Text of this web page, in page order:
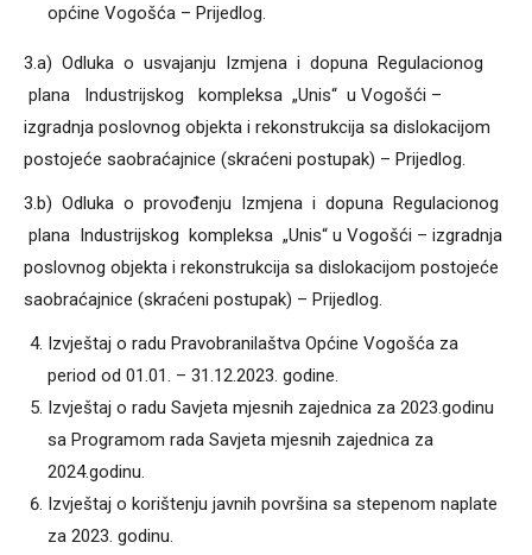
općine Vogošća – Prijedlog.
3.a) Odluka o usvajanju Izmjena i dopuna Regulacionog
plana Industrijskog kompleksa „Unis“ u Vogošći –
izgradnja poslovnog objekta i rekonstrukcija sa dislokacijom
postojeće saobraćajnice (skraćeni postupak) – Prijedlog.
3.b) Odluka o provođenju Izmjena i dopuna Regulacionog
plana Industrijskog kompleksa „Unis“ u Vogošći – izgradnja
poslovnog objekta i rekonstrukcija sa dislokacijom postojeće
saobraćajnice (skraćeni postupak) – Prijedlog.
Izvještaj o radu Pravobranilaštva Općine Vogošća za
period od 01.01. – 31.12.2023. godine.
Izvještaj o radu Savjeta mjesnih zajednica za 2023.godinu
sa Programom rada Savjeta mjesnih zajednica za
2024.godinu.
Izvještaj o korištenju javnih površina sa stepenom naplate
za 2023. godinu.